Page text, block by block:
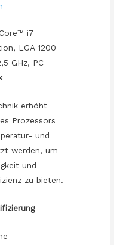
i7
LGA 1200
GHz, PC
erhöht
Prozessors
und
werden, um
und
zu bieten.